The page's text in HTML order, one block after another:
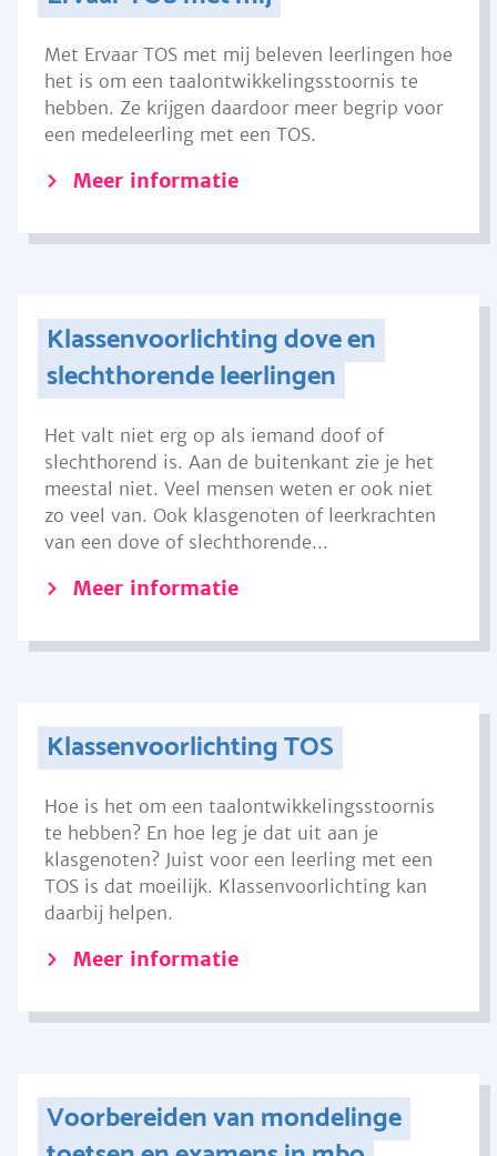
Met Ervaar TOS met mij beleven leerlingen hoe
het is om een taalontwikkelingsstoornis te
hebben. Ze krijgen daardoor meer begrip voor
een medeleerling met een TOS.
Meer informatie
Klassenvoorlichting dove en
slechthorende leerlingen
Het valt niet erg op als iemand doof of
slechthorend is. Aan de buitenkant zie je het
meestal niet. Veel mensen weten er ook niet
zo veel van. Ook klasgenoten of leerkrachten
van een dove of slechthorende...
Meer informatie
Klassenvoorlichting TOS
Hoe is het om een taalontwikkelingsstoornis
te hebben? En hoe leg je dat uit aan je
klasgenoten? Juist voor een leerling met een
TOS is dat moeilijk. Klassenvoorlichting kan
daarbij helpen.
Meer informatie
Voorbereiden van mondelinge